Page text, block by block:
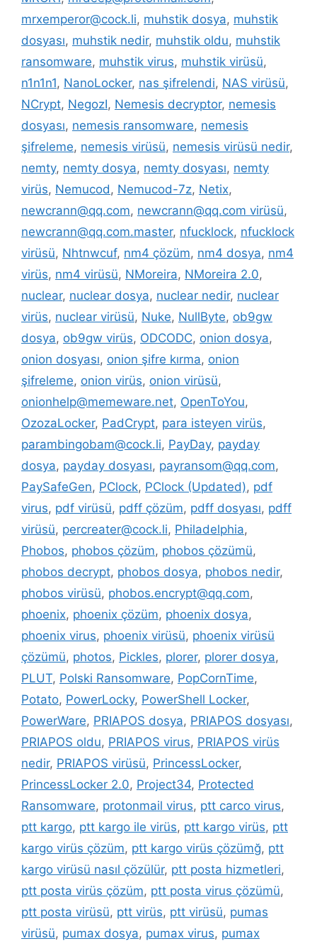
mrxemperor@cock.li, muhstik dosya, muhstik
dosyası, muhstik nedir, muhstik oldu, muhstik
ransomware, muhstik virus, muhstik virüsü,
n1n1n1, NanoLocker, nas şifrelendi, NAS virüsü,
NCrypt, NegozI, Nemesis decryptor, nemesis
dosyası, nemesis ransomware, nemesis
şifreleme, nemesis virüsü, nemesis virüsü nedir,
nemty, nemty dosya, nemty dosyası, nemty
virüs, Nemucod, Nemucod-7z, Netix,
newcrann@qq.com, newcrann@qq.com virüsü,
newcrann@qq.com.master, nfucklock, nfucklock
virüsü, Nhtnwcuf, nm4 çözüm, nm4 dosya, nm4
virüs, nm4 virüsü, NMoreira, NMoreira 2.0,
nuclear, nuclear dosya, nuclear nedir, nuclear
virüs, nuclear virüsü, Nuke, NullByte, ob9gw
dosya, ob9gw virüs, ODCODC, onion dosya,
onion dosyası, onion şifre kırma, onion
şifreleme, onion virüs, onion virüsü,
onionhelp@memeware.net, OpenToYou,
OzozaLocker, PadCrypt, para isteyen virüs,
parambingobam@cock.li, PayDay, payday
dosya, payday dosyası, payransom@qq.com,
PaySafeGen, PClock, PClock (Updated), pdf
virus, pdf virüsü, pdff çözüm, pdff dosyası, pdff
virüsü, percreater@cock.li, Philadelphia,
Phobos, phobos çözüm, phobos çözümü,
phobos decrypt, phobos dosya, phobos nedir,
phobos virüsü, phobos.encrypt@qq.com,
phoenix, phoenix çözüm, phoenix dosya,
phoenix virus, phoenix virüsü, phoenix virüsü
çözümü, photos, Pickles, plorer, plorer dosya,
PLUT, Polski Ransomware, PopCornTime,
Potato, PowerLocky, PowerShell Locker,
PowerWare, PRIAPOS dosya, PRIAPOS dosyası,
PRIAPOS oldu, PRIAPOS virus, PRIAPOS virüs
nedir, PRIAPOS virüsü, PrincessLocker,
PrincessLocker 2.0, Project34, Protected
Ransomware, protonmail virus, ptt carco virus,
ptt kargo, ptt kargo ile virüs, ptt kargo virüs, ptt
kargo virüs çözüm, ptt kargo virüs çözümğ, ptt
kargo virüsü nasıl çözülür, ptt posta hizmetleri,
ptt posta virüs çözüm, ptt posta virus çözümü,
ptt posta virüsü, ptt virüs, ptt virüsü, pumas
virüsü, pumax dosya, pumax virus, pumax